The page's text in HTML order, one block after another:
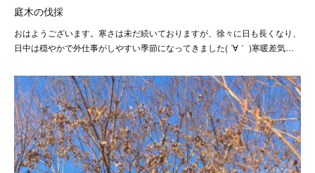
庭木の伐採
おはようございます。寒さは未だ続いておりますが、徐々に日も長くなり、
日中は穏やかで外仕事がしやすい季節になってきました( ´∀｀ )寒暖差気…